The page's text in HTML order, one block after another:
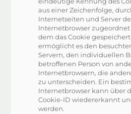
aus einer Zeichenfolge,
Internetseiten und Server
Internetbrowser
dem das Cookie
ermöglicht es den
Servern, den individuellen
betroffenen Person von
Internetbrowsern, die
zu unterscheiden. Ein
Internetbrowser kann über
Cookie-ID wiedererkannt
werden.